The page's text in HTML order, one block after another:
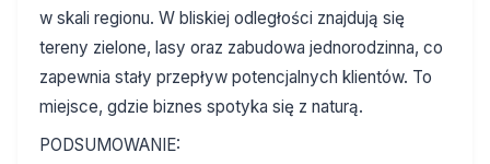
w skali regionu. W bliskiej odległości znajdują się
tereny zielone, lasy oraz zabudowa jednorodzinna, co
zapewnia stały przepływ potencjalnych klientów. To
miejsce, gdzie biznes spotyka się z naturą.
PODSUMOWANIE: